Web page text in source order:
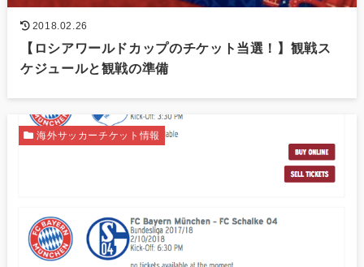
2018.02.26
【ロシアワールドカップのチケット当選！】観戦ス
ケジュールと観戦の準備
海外サッカーチケット情報